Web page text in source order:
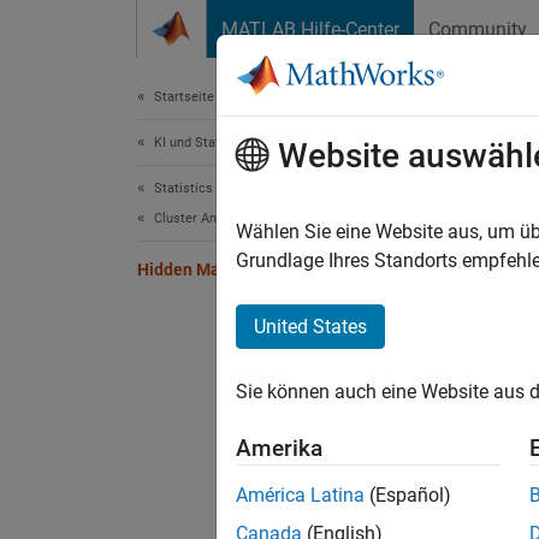
MATLAB Hilfe-Center Community
Startseite der Dokumentation
KI und Statistik
Statistics and Machine Learning Toolbox
Cluster Analysis and Anomaly Detection
Hidden Markov Models
Website
Wählen Sie eine Website aus, um
Grundlage Ihres Standorts
United States
Sie können auch eine Website aus
Amerika
América Latina (Español)
Canada (English)